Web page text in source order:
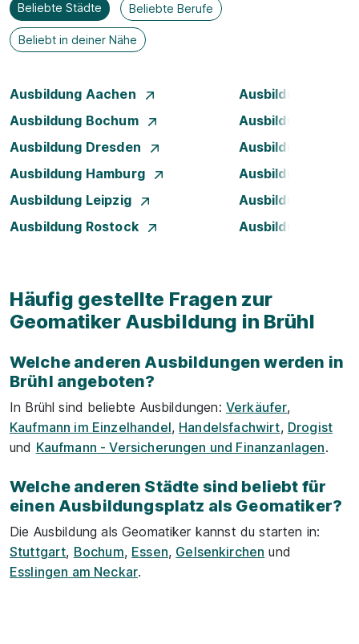
Beliebte Städte Beliebte Berufe
Beliebt in deiner Nähe
Ausbildung Aachen
Ausbildung
Ausbildung Bochum
Ausbildung Bonn
Ausbildung Dresden
Ausbildung
Ausbildung Hamburg
Ausbildung
Ausbildung Leipzig
Ausbildung
Ausbildung Rostock
Ausbildung
Häufig gestellte Fragen zur
Geomatiker Ausbildung in Brühl
Welche anderen Ausbildungen werden in
Brühl angeboten?
In Brühl sind beliebte Ausbildungen: Verkäufer,
Kaufmann im Einzelhandel, Handelsfachwirt, Drogist
und Kaufmann - Versicherungen und Finanzanlagen.
Welche anderen Städte sind beliebt für
einen Ausbildungsplatz als Geomatiker?
Die Ausbildung als Geomatiker kannst du starten in:
Stuttgart, Bochum, Essen, Gelsenkirchen und
Esslingen am Neckar.